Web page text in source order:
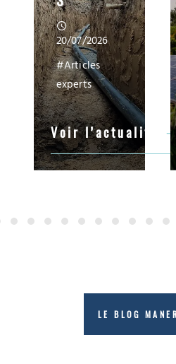
20/07/2026
#Articles
experts
Voir l’actualité
LE BLOG